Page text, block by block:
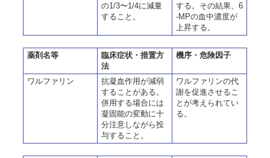
の1/3〜1/4に減量
すること。
する。その結果、6
-MPの血中濃度が
上昇する。
薬剤名等
臨床症状・措置方
法
機序・危険因子
ワルファリン
抗凝血作用が減弱
することがある。
併用する場合には
凝固能の変動に十
分注意しながら投
与すること。
ワルファリンの代
謝を促進させるこ
とが考えられてい
る。